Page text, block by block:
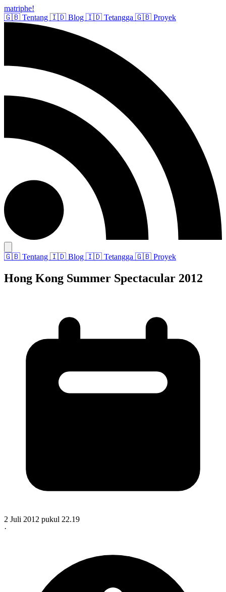
matriphe!
🇬🇧 Tentang 🇮🇩 Blog 🇮🇩 Tetangga 🇬🇧 Proyek
🇬🇧 Tentang 🇮🇩 Blog 🇮🇩 Tetangga 🇬🇧 Proyek
Hong Kong Summer Spectacular 2012
2 Juli 2012 pukul 22.19
·